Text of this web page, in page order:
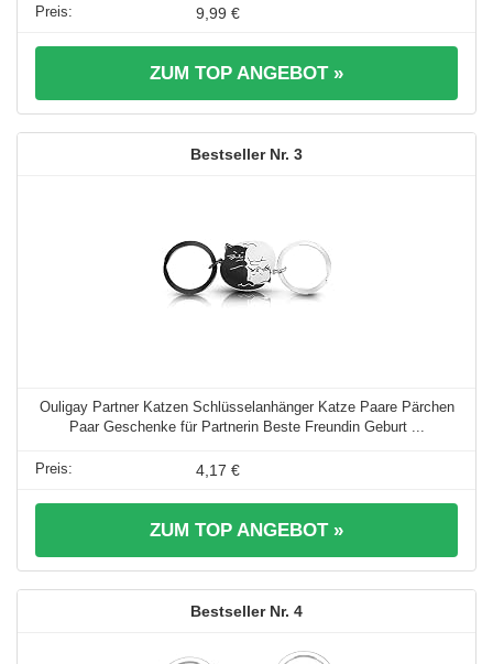
9,99 €
ZUM TOP ANGEBOT »
3
Ouligay Partner Katzen Schlüsselanhänger Katze Paare Pärchen
Paar Geschenke für Partnerin Beste Freundin Geburt ...
4,17 €
ZUM TOP ANGEBOT »
4